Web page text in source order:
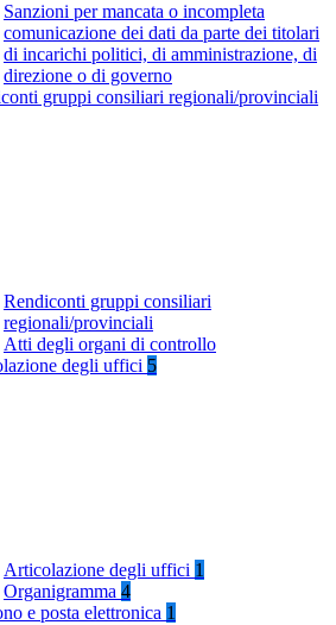
Sanzioni per mancata o incompleta
comunicazione dei dati da parte dei titolari
di incarichi politici, di amministrazione, di
direzione o di governo
gruppi consiliari regionali/provinciali
Rendiconti gruppi consiliari
regionali/provinciali
Atti degli organi di controllo
degli uffici 5
Articolazione degli uffici 1
Organigramma 4
e posta elettronica 1